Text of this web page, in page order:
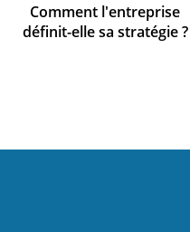
Comment l'entreprise
définit-elle sa stratégie ?